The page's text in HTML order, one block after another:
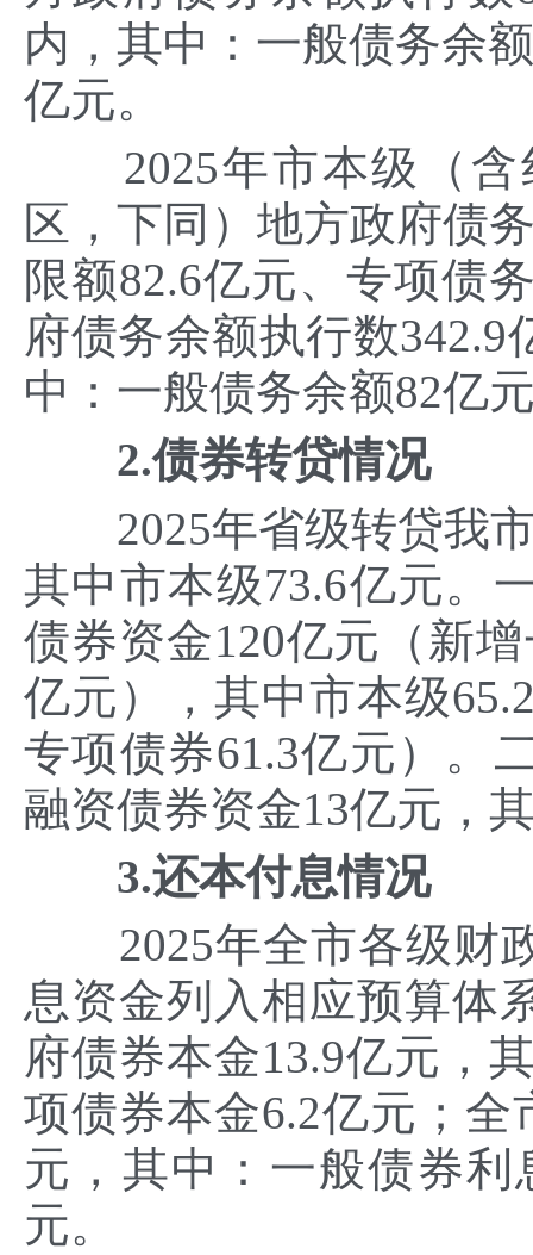
内，其中：一般债务余
亿元。
2025年市本级（含
区，下同）地方政府债
限额82.6亿元、专项债
府债务余额执行数
中：一般债务余额82亿
2.债券转贷情况
2025年省级转贷我市
其中市本级73.6亿元。
债券资金120亿元（新
亿元），其中市本级
专项债券61.3亿元）。
融资债券资金13亿元，
3.还本付息情况
2025年全市各级财
息资金列入相应预算体
府债券本金13.9亿元，
项债券本金6.2亿元；全
元，其中：一般债券利
元。